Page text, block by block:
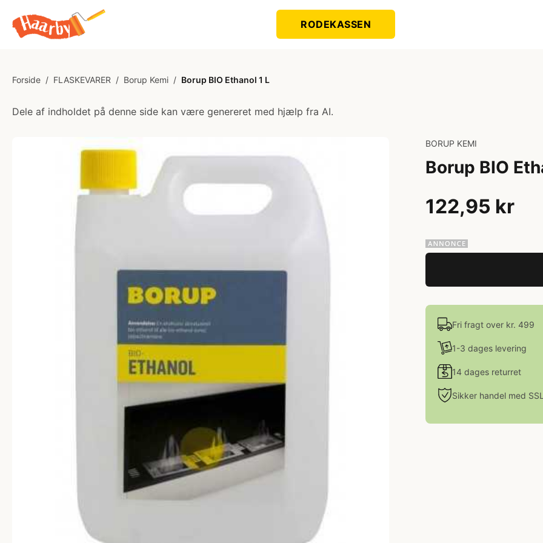
RODEKASSEN
Forside / FLASKEVARER / Borup Kemi / Borup BIO Ethanol 1 L
Dele af indholdet på denne side kan være genereret med hjælp fra AI.
BORUP KEMI
Borup BIO
122,95 kr
Fri fragt over kr. 499
1-3 dages levering
14 dages returret
Sikker handel med